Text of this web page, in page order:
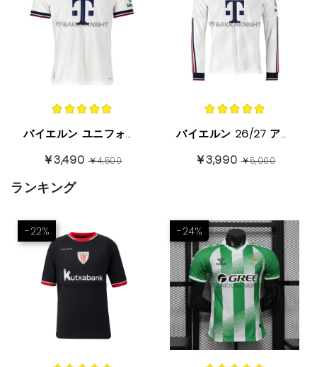
バイエルン ユニフォーム 2026/27 ホーム 半袖
￥3,490￥4,500
バイエルン 26/27 アウェイ 长袖
￥3,990￥5,000
ランキング
-22% -24%